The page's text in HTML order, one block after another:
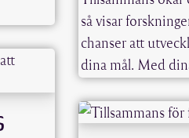
så visar
chanser att
dina mål. Med